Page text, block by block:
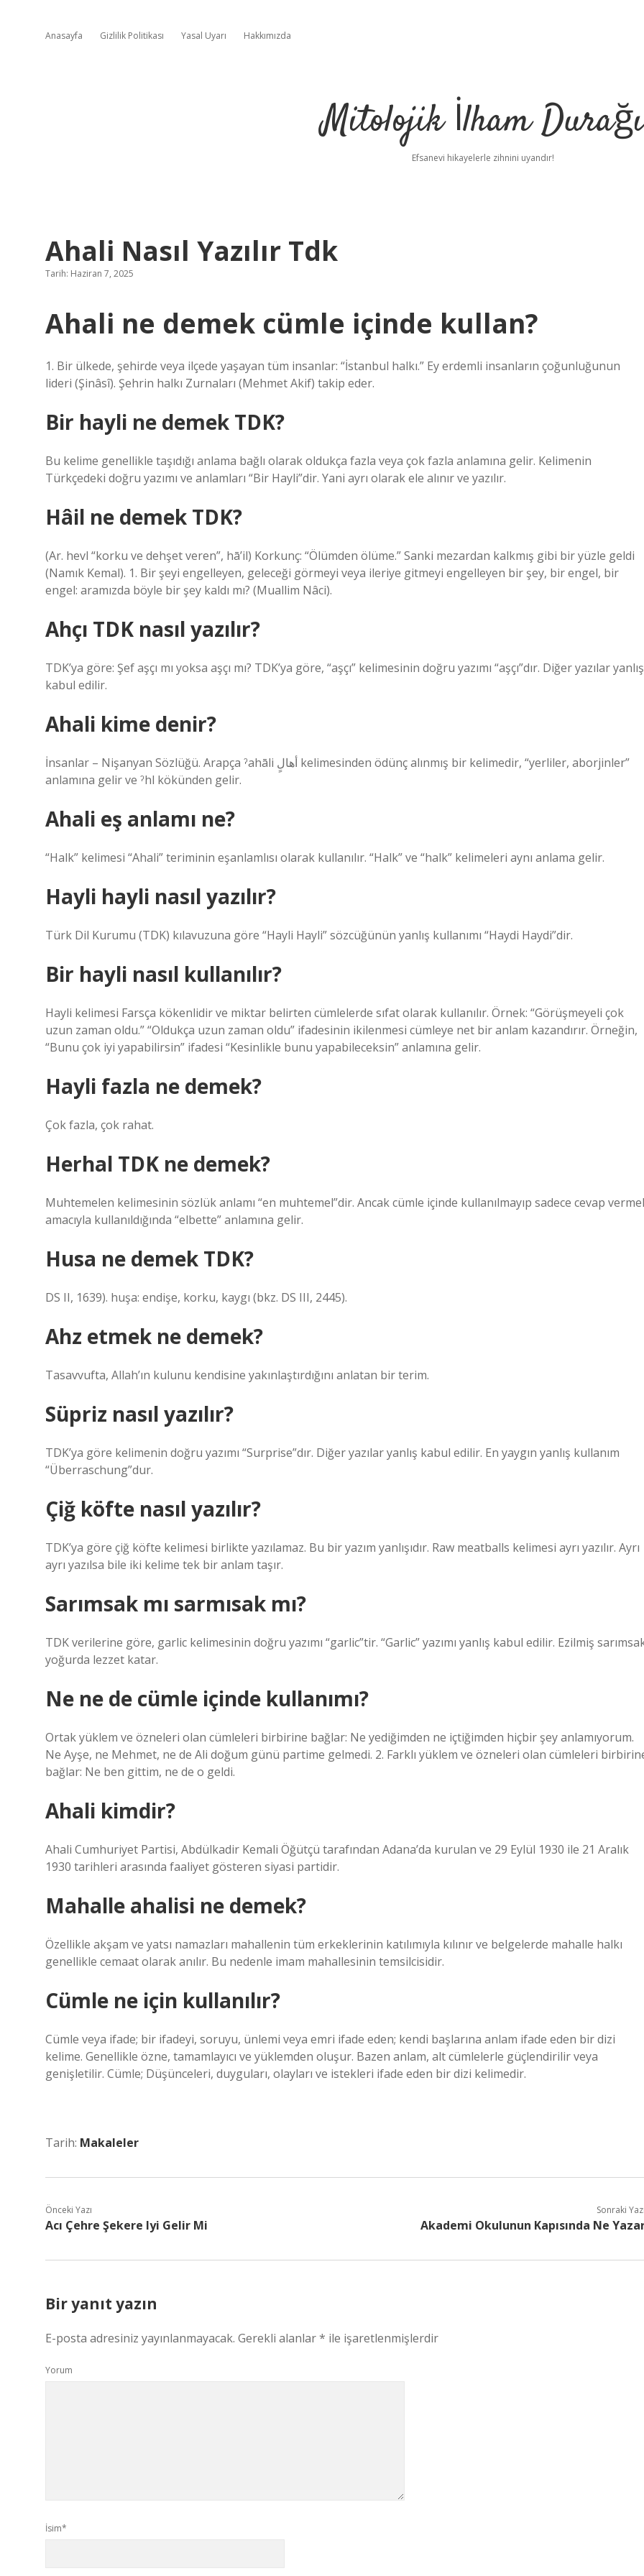
Anasayfa Gizlilik Politikası Yasal Uyarı Hakkımızda
Mitolojik İlham Durağı
Efsanevi hikayelerle zihnini uyandır!
Ahali Nasıl Yazılır Tdk
Tarih: Haziran 7, 2025
Ahali ne demek cümle içinde kullan?
1. Bir ülkede, şehirde veya ilçede yaşayan tüm insanlar: “İstanbul halkı.” Ey erdemli insanların çoğunluğunun
lideri (Şinâsî). Şehrin halkı Zurnaları (Mehmet Akif) takip eder.
Bir hayli ne demek TDK?
Bu kelime genellikle taşıdığı anlama bağlı olarak oldukça fazla veya çok fazla anlamına gelir. Kelimenin
Türkçedeki doğru yazımı ve anlamları “Bir Hayli”dir. Yani ayrı olarak ele alınır ve yazılır.
Hâil ne demek TDK?
(Ar. hevl “korku ve dehşet veren”, hā’il) Korkunç: “Ölümden ölüme.” Sanki mezardan kalkmış gibi bir yüzle geldi
(Namık Kemal). 1. Bir şeyi engelleyen, geleceği görmeyi veya ileriye gitmeyi engelleyen bir şey, bir engel, bir
engel: aramızda böyle bir şey kaldı mı? (Muallim Nâci).
Ahçı TDK nasıl yazılır?
TDK’ya göre: Şef aşçı mı yoksa aşçı mı? TDK’ya göre, “aşçı” kelimesinin doğru yazımı “aşçı”dır. Diğer yazılar yanlış
kabul edilir.
Ahali kime denir?
İnsanlar – Nişanyan Sözlüğü. Arapça ˀahāli أهالٍ kelimesinden ödünç alınmış bir kelimedir, “yerliler, aborjinler”
anlamına gelir ve ˀhl kökünden gelir.
Ahali eş anlamı ne?
“Halk” kelimesi “Ahali” teriminin eşanlamlısı olarak kullanılır. “Halk” ve “halk” kelimeleri aynı anlama gelir.
Hayli hayli nasıl yazılır?
Türk Dil Kurumu (TDK) kılavuzuna göre “Hayli Hayli” sözcüğünün yanlış kullanımı “Haydi Haydi”dir.
Bir hayli nasıl kullanılır?
Hayli kelimesi Farsça kökenlidir ve miktar belirten cümlelerde sıfat olarak kullanılır. Örnek: “Görüşmeyeli çok
uzun zaman oldu.” “Oldukça uzun zaman oldu” ifadesinin ikilenmesi cümleye net bir anlam kazandırır. Örneğin,
“Bunu çok iyi yapabilirsin” ifadesi “Kesinlikle bunu yapabileceksin” anlamına gelir.
Hayli fazla ne demek?
Çok fazla, çok rahat.
Herhal TDK ne demek?
Muhtemelen kelimesinin sözlük anlamı “en muhtemel”dir. Ancak cümle içinde kullanılmayıp sadece cevap
amacıyla kullanıldığında “elbette” anlamına gelir.
Husa ne demek TDK?
DS II, 1639). huşa: endişe, korku, kaygı (bkz. DS III, 2445).
Ahz etmek ne demek?
Tasavvufta, Allah’ın kulunu kendisine yakınlaştırdığını anlatan bir terim.
Süpriz nasıl yazılır?
TDK’ya göre kelimenin doğru yazımı “Surprise”dır. Diğer yazılar yanlış kabul edilir. En yaygın yanlış kullanım
“Überraschung”dur.
Çiğ köfte nasıl yazılır?
TDK’ya göre çiğ köfte kelimesi birlikte yazılamaz. Bu bir yazım yanlışıdır. Raw meatballs kelimesi ayrı yazılır. Ayrı
ayrı yazılsa bile iki kelime tek bir anlam taşır.
Sarımsak mı sarmısak mı?
TDK verilerine göre, garlic kelimesinin doğru yazımı “garlic”tir. “Garlic” yazımı yanlış kabul edilir. Ezilmiş
yoğurda lezzet katar.
Ne ne de cümle içinde kullanımı?
Ortak yüklem ve özneleri olan cümleleri birbirine bağlar: Ne yediğimden ne içtiğimden hiçbir şey anlamıyorum.
Ne Ayşe, ne Mehmet, ne de Ali doğum günü partime gelmedi. 2. Farklı yüklem ve özneleri olan cümleleri
bağlar: Ne ben gittim, ne de o geldi.
Ahali kimdir?
Ahali Cumhuriyet Partisi, Abdülkadir Kemali Öğütçü tarafından Adana’da kurulan ve 29 Eylül 1930 ile 21 Aralık
1930 tarihleri ​​arasında faaliyet gösteren siyasi partidir.
Mahalle ahalisi ne demek?
Özellikle akşam ve yatsı namazları mahallenin tüm erkeklerinin katılımıyla kılınır ve belgelerde mahalle halkı
genellikle cemaat olarak anılır. Bu nedenle imam mahallesinin temsilcisidir.
Cümle ne için kullanılır?
Cümle veya ifade; bir ifadeyi, soruyu, ünlemi veya emri ifade eden; kendi başlarına anlam ifade eden bir dizi
kelime. Genellikle özne, tamamlayıcı ve yüklemden oluşur. Bazen anlam, alt cümlelerle güçlendirilir veya
genişletilir. Cümle; Düşünceleri, duyguları, olayları ve istekleri ifade eden bir dizi kelimedir.
Tarih: Makaleler
Önceki Yazı
Acı Çehre Şekere Iyi Gelir Mi
Sonraki
Akademi Okulunun Kapısında Ne
Bir yanıt yazın
E-posta adresiniz yayınlanmayacak. Gerekli alanlar* ile işaretlenmişlerdir
Yorum
İsim*